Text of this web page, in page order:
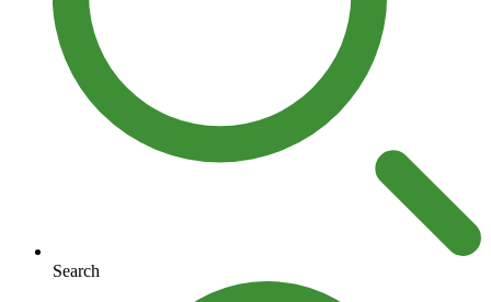
Search